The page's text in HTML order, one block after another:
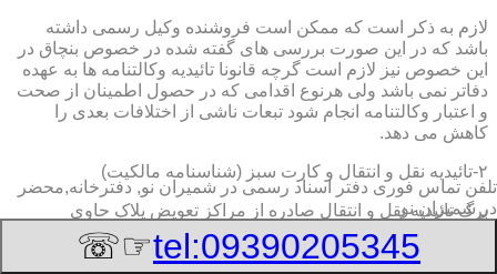
لازم به ذکر است که ممکن است فروشنده وکیل رسمی داشته
باشد که در این صورت بررسی های گفته شده در خصوص بنچاق در
این خصوص نیز لازم است گرچه قانونا تائیدیه وکالتنامه ها به عهده
دفاتر نمی باشد ولی هرنوع اقدامی که در حصول اطمینان از صحت
و اعتبار وکالتنامه انجام شود تبعات ناشی از اختلافات بعدی را
کاهش می دهد.
۲-تائیدیه نقل و انتقال و کارت سبز (شناسنامه مالکیت)
برگ تائیدیه نقل و انتقال صادره از مراکز تعویض پلاک حاوی
مشخصات کامل خودرو اعم از نوع ، سیستم ، مدل ، رنگ ، شماره
تلفن تماس فوری دفتر اسناد رسمی در شمیران نو, دفترخانه,محضر
در شمیران نو
tel:09390205345
☞☏